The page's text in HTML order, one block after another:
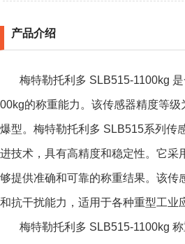
产品介绍
梅特勒托利多 SLB515-1100kg
00kg的称重能力。该传感器精度等
爆型。梅特勒托利多 SLB515系列传
进技术，具有高精度和稳定性。它采
够提供准确和可靠的称重结果。该传
和抗干扰能力，适用于各种重型工业
梅特勒托利多 SLB515-1100kg